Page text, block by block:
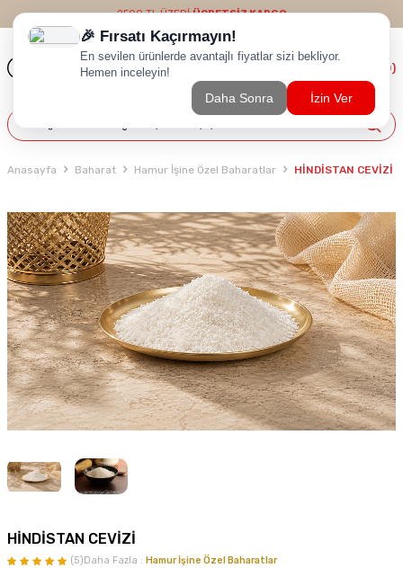
2500 TL ÜZERİÜCRETSİZ KARGO
0)
Anasayfa Baharat Hamur İşine Özel Baharatlar HİNDİSTAN CEVİZİ
HİNDİSTAN CEVİZİ
(5) Daha Fazla : Hamur İşine Özel Baharatlar